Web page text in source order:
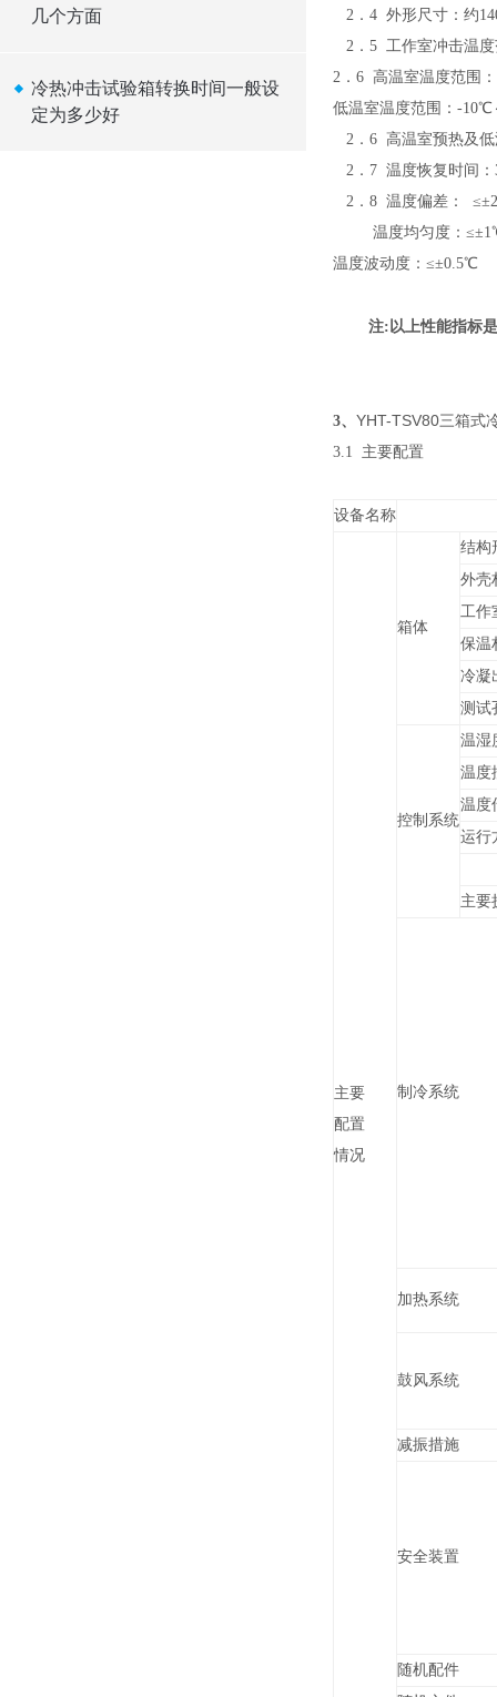
几个方面
冷热冲击试验箱转换时间一般设
定为多少好
2．4 外形尺寸：约
2．5 工作室冲击温
2．6 高温室温度范围
低温室温度范围：-10℃
2．6 高温室预热及低
2．7 温度恢复时间：
2．8 温度偏差：
温度均匀度：
温度波动度：≤±0.5℃
注:以上性能指标
3、 YHT-TSV80三箱式
3.1 主要配置
设备名称
主要
配置
情况
箱体
结构
外壳
工作
保温
冷凝
测试
控制系统
温湿
温度
温度
运行
主要
制冷系统
加热系统
鼓风系统
减振措施
安全装置
随机配件